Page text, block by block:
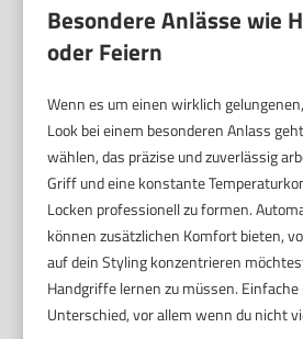
Besondere Anlässe wie
oder Feiern
Wenn es um einen wirklich
Look bei einem besonderen Anlass
wählen, das präzise und zuverlässig
Griff und eine konstante
Locken professionell zu formen.
können zusätzlichen Komfort bieten,
auf dein Styling konzentrieren
Handgriffe lernen zu müssen.
Unterschied, vor allem wenn du nicht